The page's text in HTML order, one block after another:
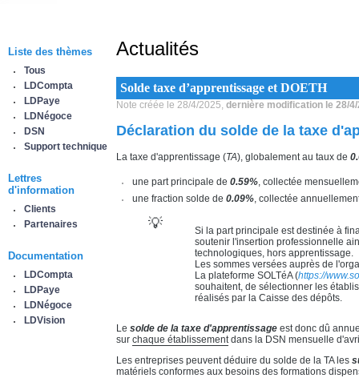
Infogérance
Liste des thèmes
Tous
LDCompta
LDPaye
LDNégoce
DSN
Support technique
Lettres
d'information
Clients
Partenaires
Documentation
LDCompta
LDPaye
LDNégoce
LDVision
Actualités
Solde taxe d’apprentissage et DOETH
Note créée le 28/4/2025, dernière modification le 28/
Déclaration du solde de la taxe
La taxe d'apprentissage (TA), globalement au taux de
une part principale de 0.59%, collectée
une fraction solde de 0.09%, collectée
💡
Si la part principale est destinée à
soutenir l'insertion professionnelle
technologiques, hors apprentissage.
Les sommes versées auprès de
La plateforme SOLTéA (https://
souhaitent, de sélectionner les
réalisés par la Caisse des dépôts.
Le solde de la taxe d'apprentissage est donc dû
sur chaque établissementdans la DSN mensuelle
Les entreprises peuvent déduire du solde de la TA les
matériels conformes aux besoins des formations